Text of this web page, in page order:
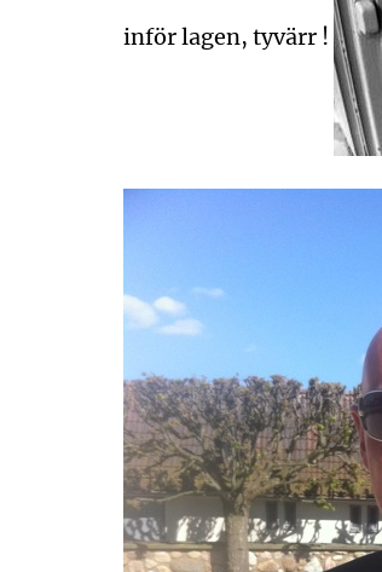
inför lagen, tyvärr !